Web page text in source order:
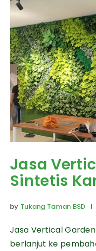
Jasa
Sintetis
by Tukang Taman BSD |
Jasa Vertical
berlanjut ke